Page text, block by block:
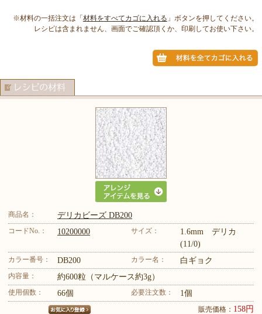
※材料の一括注文は「材料をすべてカゴに入れる 」ボタンを押してください。
レシピは含まれません、画面でご確認頂くか、印刷してお使い下さい。
商品名： デリカビーズ DB200
コードNo.： 10200000 サイズ：
1.6mm デリカ
(11/0)
カラー番号： DB200 カラー名： 白ギョク
内容量： 約600粒（マルケース約3g）
使用個数： 66個 必要注文数： 1個
販売価格： 158円